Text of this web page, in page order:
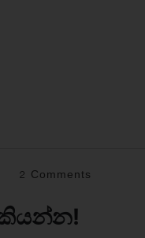
2 Comments